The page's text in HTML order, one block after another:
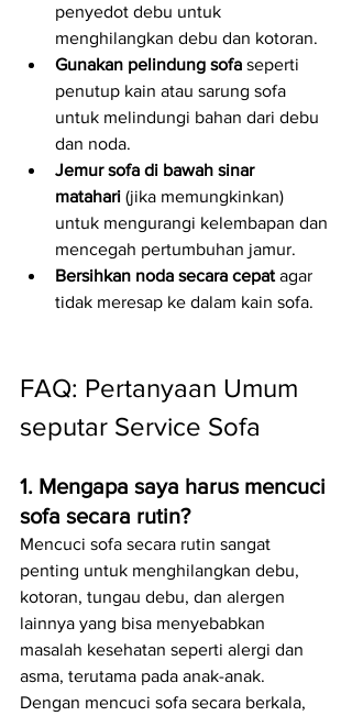
penyedot debu untuk
menghilangkan debu dan kotoran.
Gunakan pelindung sofa seperti
penutup kain atau sarung sofa
untuk melindungi bahan dari debu
dan noda.
Jemur sofa di bawah sinar
matahari (jika memungkinkan)
untuk mengurangi kelembapan dan
mencegah pertumbuhan jamur.
Bersihkan noda secara cepat agar
tidak meresap ke dalam kain sofa.
FAQ: Pertanyaan Umum
seputar Service Sofa
1. Mengapa saya harus mencuci
sofa secara rutin?
Mencuci sofa secara rutin sangat
penting untuk menghilangkan debu,
kotoran, tungau debu, dan alergen
lainnya yang bisa menyebabkan
masalah kesehatan seperti alergi dan
asma, terutama pada anak-anak.
Dengan mencuci sofa secara berkala,